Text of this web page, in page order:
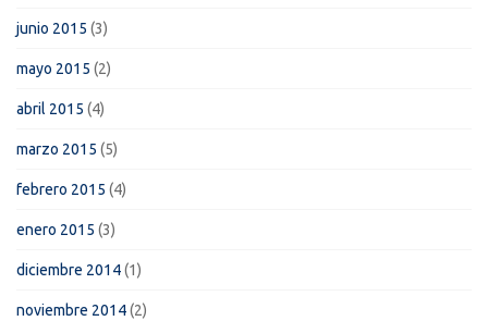
junio 2015 (3)
mayo 2015 (2)
abril 2015 (4)
marzo 2015 (5)
febrero 2015 (4)
enero 2015 (3)
diciembre 2014(1)
noviembre 2014(2)